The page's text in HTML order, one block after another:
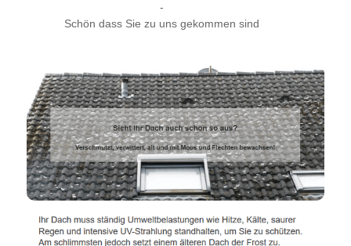
-
Schön dass Sie zu uns gekommen sind